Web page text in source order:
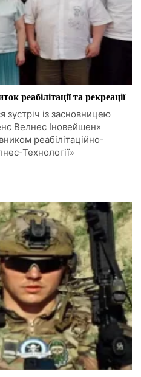
реабілітації та рекреації
зустріч із засновницею
Велнес Іновейшен»
реабілітаційно-
Технології»